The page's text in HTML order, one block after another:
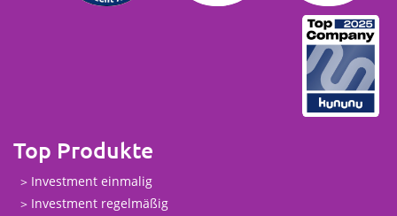
Top Produkte
Investment einmalig
Investment regelmäßig